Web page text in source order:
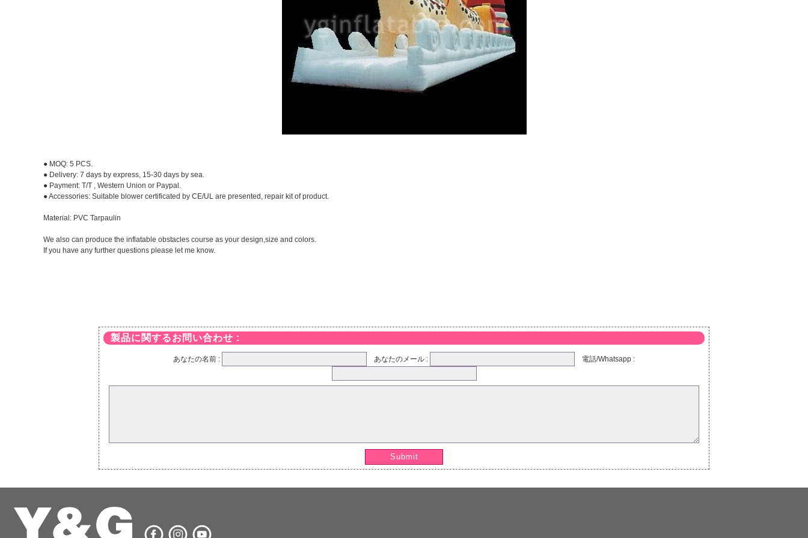
● MOQ: 5 PCS.
● Delivery: 7 days by express, 15-30 days by sea.
● Payment: T/T , Western Union or Paypal.
● Accessories: Suitable blower certificated by CE/UL are presented, repair kit of product.
Material: PVC Tarpaulin
We also can produce the inflatable obstacles course as your design,size and colors.
If you have any further questions please let me know.
製品に関するお問い合わせ :
あなたの名前 : あなたのメール : 電話/Whatsapp :
Submit